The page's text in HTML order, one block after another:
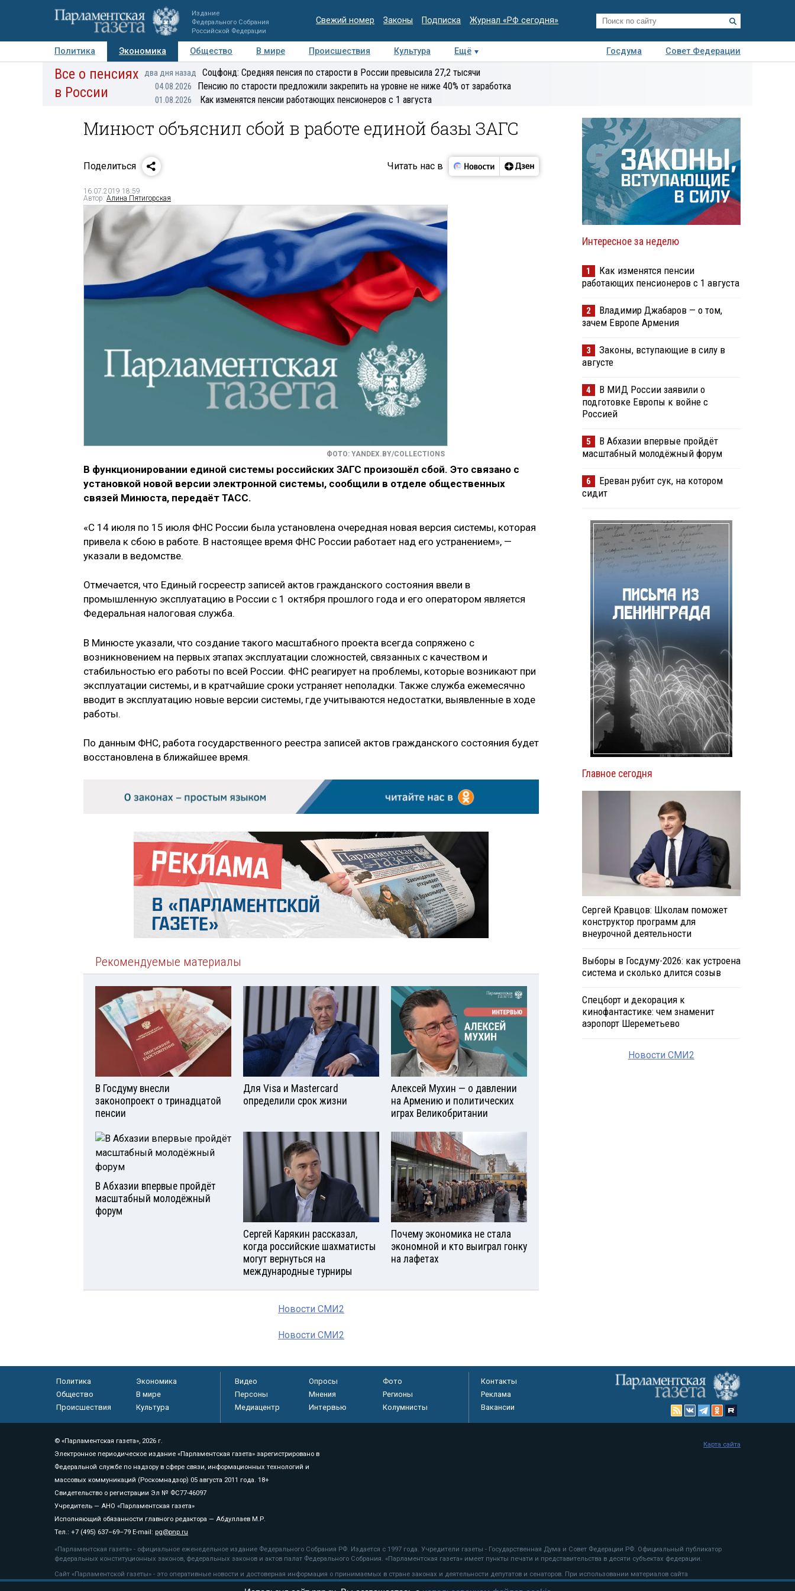
Издание
Федерального Собрания
Российской Федерации
Свежий номер Законы Подписка Журнал «РФ сегодня»
Политика Экономика Общество В мире Происшествия Культура Ещё Госдума
Совет Федерации
Авторы Персоны Мнения Регионы Медиацентр Интервью Колумнисты
Все о пенсиях
в России
два дня назад Соцфонд: Средняя пенсия по старости в России превысила 27,2 тысячи
04.08.2026 Пенсию по старости предложили закрепить на уровне не ниже 40% от заработка
01.08.2026 Как изменятся пенсии работающих пенсионеров с 1 августа
Минюст объяснил сбой в работе единой базы ЗАГС
Поделиться Читать нас в
16.07.2019 18:59
Автор: Алина Пятигорская
ФОТО: YANDEX.BY/COLLECTIONS
В функционировании единой системы российских ЗАГС произошёл сбой. Это связано с
установкой новой версии электронной системы, сообщили в отделе общественных
связей Минюста, передаёт ТАСС.
«С 14 июля по 15 июля ФНС России была установлена очередная новая версия системы, которая
привела к сбою в работе. В настоящее время ФНС России работает над его устранением», —
указали в ведомстве.
Отмечается, что Единый госреестр записей актов гражданского состояния ввели в
промышленную эксплуатацию в России с 1 октября прошлого года и его оператором является
Федеральная налоговая служба.
В Минюсте указали, что создание такого масштабного проекта всегда сопряжено с
возникновением на первых этапах эксплуатации сложностей, связанных с качеством и
стабильностью его работы по всей России. ФНС реагирует на проблемы, которые возникают при
эксплуатации системы, и в кратчайшие сроки устраняет неполадки. Также служба ежемесячно
вводит в эксплуатацию новые версии системы, где учитываются недостатки, выявленные в ходе
работы.
По данным ФНС, работа государственного реестра записей актов гражданского состояния будет
восстановлена в ближайшее время.
Рекомендуемые материалы
В Госдуму внесли
законопроект о тринадцатой
пенсии
Для Visа и Mastercard
определили срок жизни
Алексей Мухин — о давлении
на Армению и политических
играх Великобритании
В Абхазии впервые пройдёт
масштабный молодёжный
форум
Сергей Карякин рассказал,
когда российские шахматисты
могут вернуться на
международные турниры
Почему экономика не стала
экономной и кто выиграл гонку
на лафетах
Новости СМИ2
Новости СМИ2
Интересное за неделю
1
Как изменятся пенсии
работающих пенсионеров с 1 августа
2
Владимир Джабаров — о том,
зачем Европе Армения
3
Законы, вступающие в силу в
августе
4
В МИД России заявили о
подготовке Европы к войне с
Россией
5
В Абхазии впервые пройдёт
масштабный молодёжный форум
6
Ереван рубит сук, на котором
сидит
Главное сегодня
Сергей Кравцов: Школам поможет
конструктор программ для
внеурочной деятельности
Выборы в Госдуму-2026: как устроена
система и сколько длится созыв
Спецборт и декорация к
кинофантастике: чем знаменит
аэропорт Шереметьево
Новости СМИ2
Политика
Экономика
Общество
В мире
Происшествия
Культура
Видео Опросы
Фото
Персоны
Мнения
Регионы
Медиацентр
Интервью Колумнисты
Контакты
Реклама
Вакансии
© «Парламентская газета», 2026 г.
Электронное периодическое издание «Парламентская газета» зарегистрировано в
Федеральной службе по надзору в сфере связи, информационных технологий и
массовых коммуникаций (Роскомнадзор) 05 августа 2011 года. 18+
Свидетельство о регистрации Эл № ФС77-46097
Учредитель — АНО «Парламентская газета»
Исполняющий обязанности главного редактора — Абдуллаев М.Р.
Тел.: +7 (495) 637–69–79 E-mail: pg@pnp.ru
«Парламентская газета» - официальное еженедельное издание Федерального Собрания РФ. Издается с 1997 года. Учредители газеты - Государственная Дума и Совет Федерации РФ. Официальный публикатор
федеральных конституционных законов, федеральных законов и актов палат Федерального Собрания. «Парламентская газета» имеет пункты печати и представительства в десяти субъектах федерации.
Сайт «Парламентской газеты» - это оперативные новости и достоверная информация о принимаемых в стране законах и деятельности депутатов и сенаторов. При использовании материалов сайта
«Парламентской газеты» активная ссылка на pnp.ru обязательна.
Карта сайта